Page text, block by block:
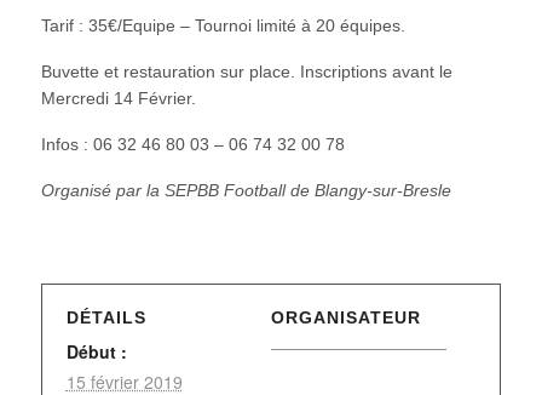
Tarif : 35€/Equipe – Tournoi limité à 20 équipes.
Buvette et restauration sur place. Inscriptions avant le
Mercredi 14 Février.
Infos : 06 32 46 80 03 – 06 74 32 00 78
Organisé par la SEPBB Football de Blangy-sur-Bresle
DÉTAILS
Début :
15 février 2019
ORGANISATEUR